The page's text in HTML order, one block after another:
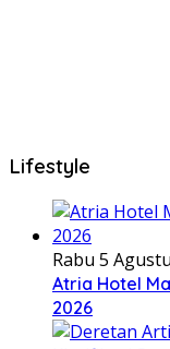
Lifestyle
Rabu 5
Atria Hotel
2026